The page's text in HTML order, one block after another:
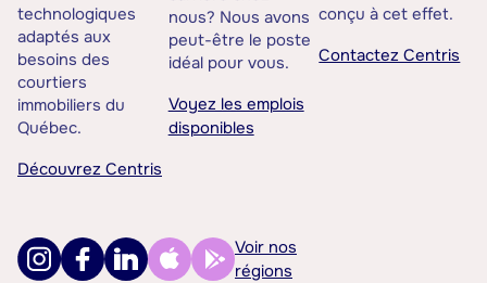
technologiques
adaptés aux
besoins des
courtiers
immobiliers du
Québec.
Découvrez Centris
nous? Nous avons
peut-être le poste
idéal pour vous.
Voyez les emplois
disponibles
conçu à cet effet.
Contactez Centris
Voir nos
régions